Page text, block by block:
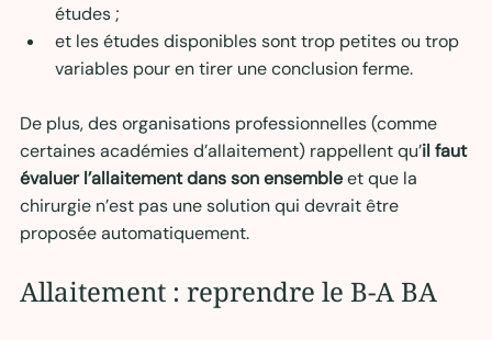
études ;
et les études disponibles sont trop petites ou trop
variables pour en tirer une conclusion ferme.
De plus, des organisations professionnelles (comme
certaines académies d’allaitement) rappellent qu’il faut
évaluer l’allaitement dans son ensemble et que la
chirurgie n’est pas une solution qui devrait être
proposée automatiquement.
Allaitement : reprendre le B-A BA